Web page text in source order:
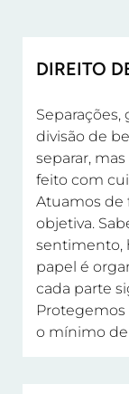
DIREITO
Separações,
divisão de
separar,
feito com
Atuamos de
objetiva.
sentimento,
papel é
cada parte
o mínimo de